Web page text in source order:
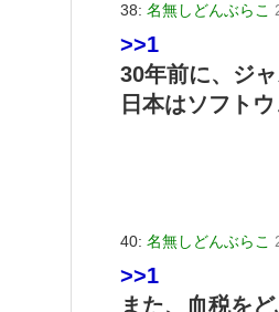
38: 名無しどんぶらこ
>>1
30年前に、ジ
日本はソフト
40: 名無しどんぶらこ
>>1
また、血税を